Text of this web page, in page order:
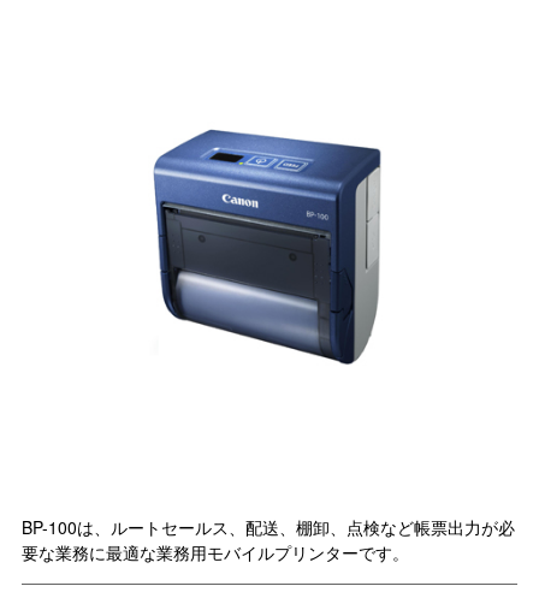
BP-100は、ルートセールス、配送、棚卸、点検など帳票出力が必
要な業務に最適な業務用モバイルプリンターです。